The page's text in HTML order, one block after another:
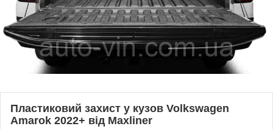
Пластиковий захист у кузов Volkswagen
Amarok 2022+ від Maxliner